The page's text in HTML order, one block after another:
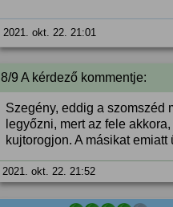
2021. okt. 22. 21:01
8/9 A kérdező kommentje:
Szegény, eddig a szomszéd
legyőzni, mert az fele
kujtorogjon. A másikat
2021. okt. 22. 21:52